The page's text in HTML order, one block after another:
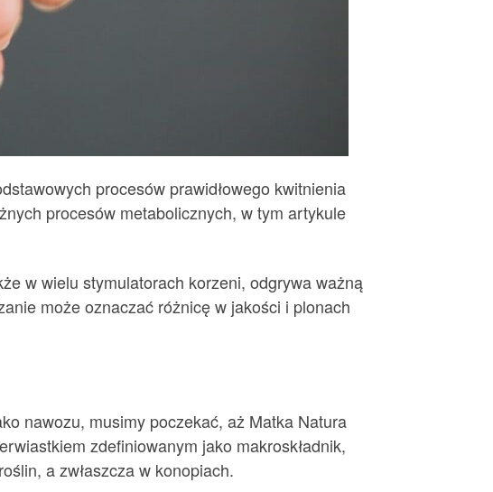
procesów prawidłowego kwitnienia
procesów metabolicznych, w tym artykule
w wielu stymulatorach korzeni, odgrywa ważną
może oznaczać różnicę w jakości i plonach
nawozu, musimy poczekać, aż Matka Natura
zdefiniowanym jako makroskładnik,
a zwłaszcza w konopiach.